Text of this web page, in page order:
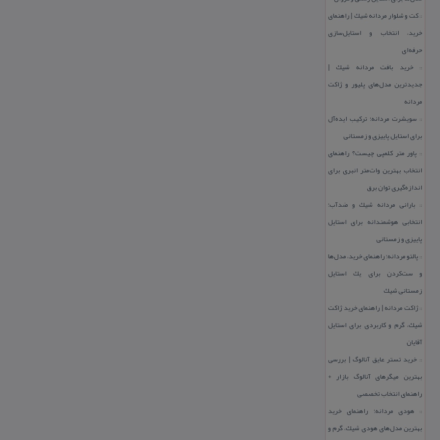
::كت و شلوار مردانه شیك | راهنمای
خرید، انتخاب و استایل‌سازی
حرفه‌ای
::خرید بافت مردانه شیك |
جدیدترین مدل‌های پلیور و ژاكت
مردانه
:: سویشرت مردانه؛ تركیب ایده‌آل
برای استایل پاییزی و زمستانی
:: پاور متر كلمپی چیست؟ راهنمای
انتخاب بهترین وات‌متر انبری برای
اندازه‌گیری توان برق
:: بارانی مردانه شیك و ضدآب؛
انتخابی هوشمندانه برای استایل
پاییزی و زمستانی
:: پالتو مردانه؛ راهنمای خرید، مدل‌ها
و ست‌كردن برای یك استایل
زمستانی شیك
::ژاكت مردانه | راهنمای خرید ژاكت
شیك، گرم و كاربردی برای استایل
آقایان
:: خرید تستر عایق آنالوگ | بررسی
بهترین میگرهای آنالوگ بازار +
راهنمای انتخاب تخصصی
:: هودی مردانه؛ راهنمای خرید
بهترین مدل‌های هودی شیك، گرم و